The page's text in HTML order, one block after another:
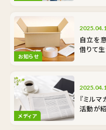
お知らせ
自立を
借りて
メディア
『ミル
活動が